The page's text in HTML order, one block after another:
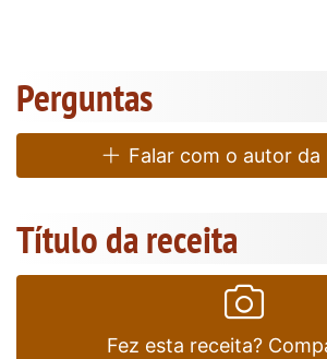
Perguntas
Falar com o autor da
Título da receita
Fez esta receita?